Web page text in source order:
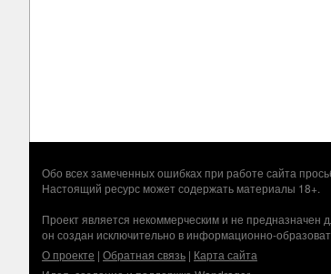
Обо всех замеченных ошибках при работе сайта
Настоящий ресурс может содержать материалы 18+.
Проект является некоммерческим и не предназначен
он создан исключительно в информационно-
О проекте | Обратная связь | Карта сайта